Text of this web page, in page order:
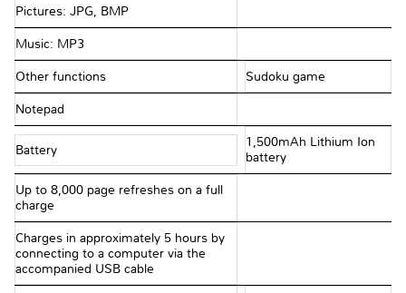
Pictures: JPG, BMP
Music: MP3
Other functions Sudoku game
Notepad
Battery
1,500mAh Lithium Ion
battery
Up to 8,000 page refreshes on a full
charge
Charges in approximately 5 hours by
connecting to a computer via the
accompanied USB cable